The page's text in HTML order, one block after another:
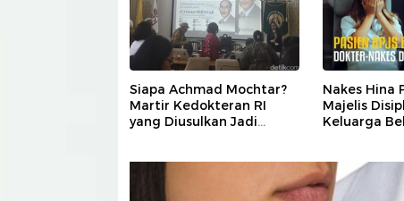
Siapa Achmad Mochtar?
Martir Kedokteran RI
yang Diusulkan Jadi
Nakes Hina
Majelis
Keluarga